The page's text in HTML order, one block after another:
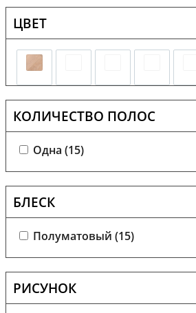
ЦВЕТ
КОЛИЧЕСТВО ПОЛОС
Одна (15)
БЛЕСК
Полуматовый (15)
РИСУНОК